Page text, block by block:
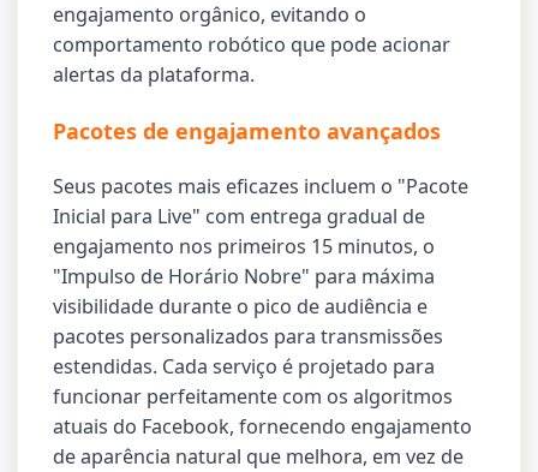
engajamento orgânico, evitando o
comportamento robótico que pode acionar
alertas da plataforma.
Pacotes de engajamento avançados
Seus pacotes mais eficazes incluem o "Pacote
Inicial para Live" com entrega gradual de
engajamento nos primeiros 15 minutos, o
"Impulso de Horário Nobre" para máxima
visibilidade durante o pico de audiência e
pacotes personalizados para transmissões
estendidas. Cada serviço é projetado para
funcionar perfeitamente com os algoritmos
atuais do Facebook, fornecendo engajamento
de aparência natural que melhora, em vez de